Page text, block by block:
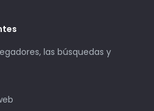
las búsquedas y